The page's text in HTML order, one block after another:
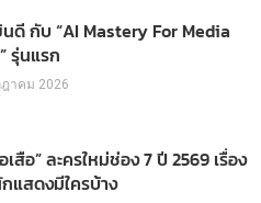
ดี กับ “AI Mastery For Media
รุ่นแรก
ฎาคม 2026
สือ” ละครใหม่ช่อง 7 ปี 2569 เรื่อง
แสดงมีใครบ้าง